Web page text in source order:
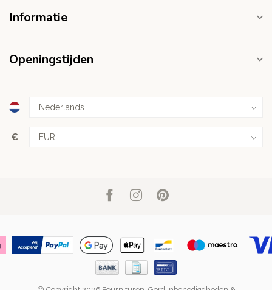
Informatie
Openingstijden
€